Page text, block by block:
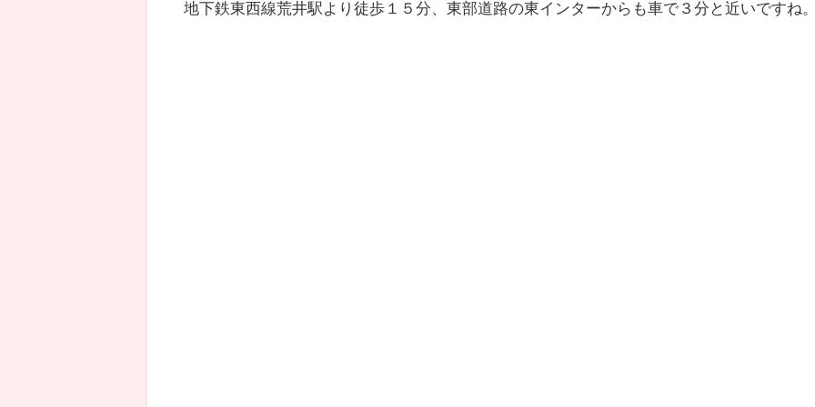
地下鉄東西線荒井駅より徒歩１５分、東部道路の東インターからも車で３分と近いですね